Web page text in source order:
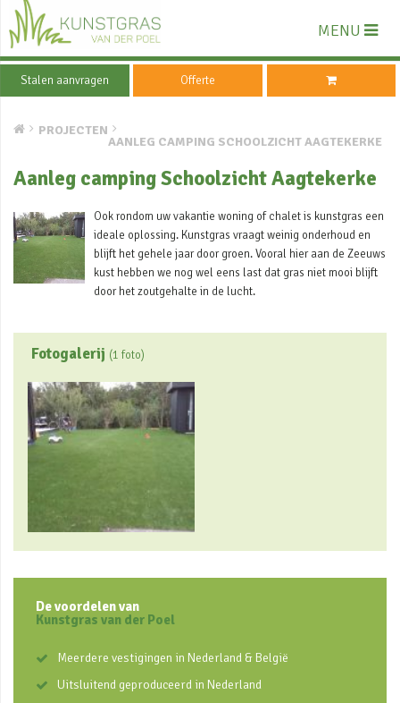
MENU
Stalen aanvragen Offerte
PROJECTEN
AANLEG CAMPING SCHOOLZICHT AAGTEKERKE
Aanleg camping Schoolzicht Aagtekerke
Ook rondom uw vakantie woning of chalet is kunstgras een
ideale oplossing. Kunstgras vraagt weinig onderhoud en
blijft het gehele jaar door groen. Vooral hier aan de Zeeuws
kust hebben we nog wel eens last dat gras niet mooi blijft
door het zoutgehalte in de lucht.
Fotogalerij (1 foto)
De voordelen van
Kunstgras van der Poel
Meerdere vestigingen in Nederland & België
Uitsluitend geproduceerd in Nederland